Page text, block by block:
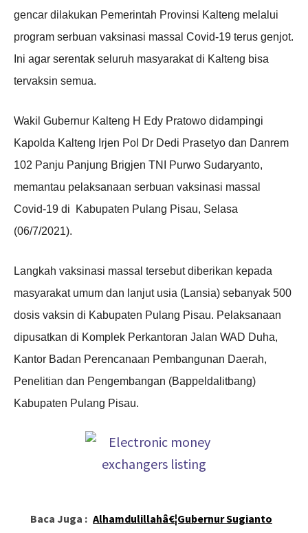
gencar dilakukan Pemerintah Provinsi Kalteng melalui
program serbuan vaksinasi massal Covid-19 terus genjot.
Ini agar serentak seluruh masyarakat di Kalteng bisa
tervaksin semua.
Wakil Gubernur Kalteng H Edy Pratowo didampingi
Kapolda Kalteng Irjen Pol Dr Dedi Prasetyo dan Danrem
102 Panju Panjung Brigjen TNI Purwo Sudaryanto,
memantau pelaksanaan serbuan vaksinasi massal
Covid-19 di Kabupaten Pulang Pisau, Selasa
(06/7/2021).
Langkah vaksinasi massal tersebut diberikan kepada
masyarakat umum dan lanjut usia (Lansia) sebanyak 500
dosis vaksin di Kabupaten Pulang Pisau. Pelaksanaan
dipusatkan di Komplek Perkantoran Jalan WAD Duha,
Kantor Badan Perencanaan Pembangunan Daerah,
Penelitian dan Pengembangan (Bappeldalitbang)
Kabupaten Pulang Pisau.
Baca Juga : Alhamdulillahâ€¦Gubernur Sugianto